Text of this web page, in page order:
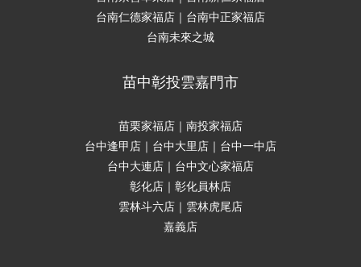
台南仁德家福店｜台南中正家福店
台南未來之城
苗中彰投雲嘉門市
苗栗家福店｜南投家福店
台中逢甲店｜台中大里店｜台中一中店
台中大連店｜台中文心家福店
彰化店｜彰化員林店
雲林斗六店｜雲林虎尾店
嘉義店